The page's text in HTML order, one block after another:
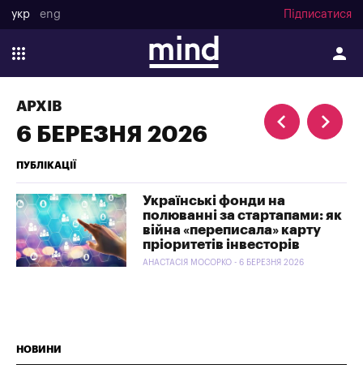
укр eng Підписатися
АРХІВ
6 БЕРЕЗНЯ 2026
ПУБЛІКАЦІЇ
Українські фонди на
полюванні за стартапами: як
війна «переписала» карту
пріоритетів інвесторів
АНАСТАСІЯ МОСОРКО - 6 БЕРЕЗНЯ 2026
НОВИНИ